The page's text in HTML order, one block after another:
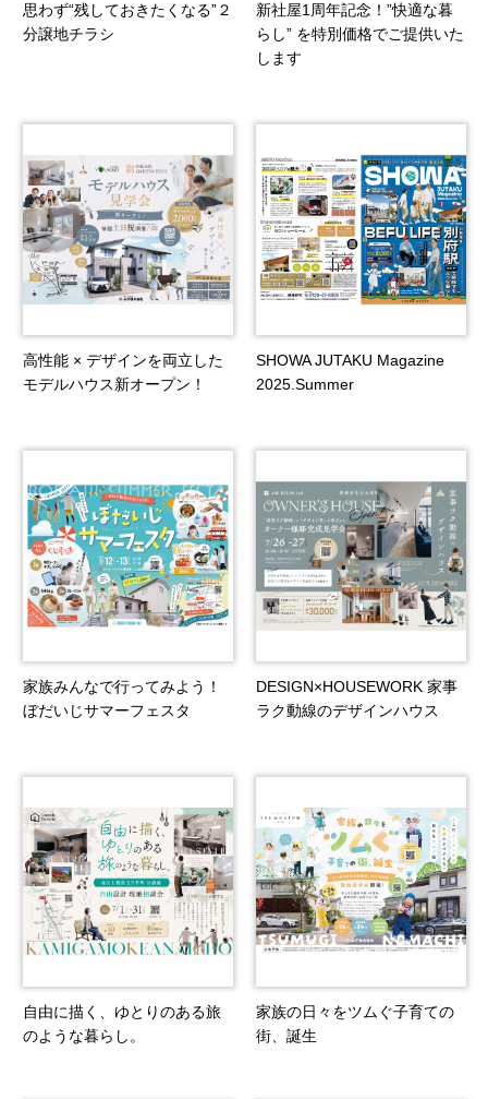
思わず“残しておきたくなる”２
分譲地チラシ
新社屋1周年記念！”快適な暮
らし” を特別価格でご提供いた
します
高性能 × デザインを両立した
モデルハウス新オープン！
SHOWA JUTAKU Magazine
2025.Summer
家族みんなで行ってみよう！
ぼだいじサマーフェスタ
DESIGN×HOUSEWORK 家事
ラク動線のデザインハウス
自由に描く、ゆとりのある旅
のような暮らし。
家族の日々をツムぐ子育ての
街、誕生